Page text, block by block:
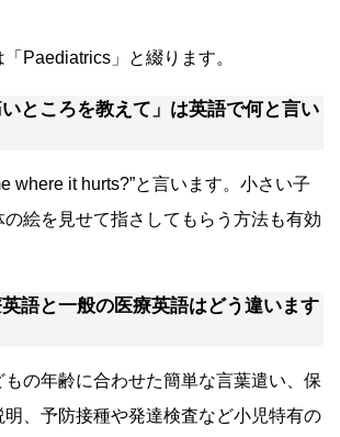
Paediatrics」と綴ります。
ところを教えて」は英語で何と言い
where it hurts?”と言います。小さい子
の絵を見せて指さしてもらう方法も有効
語と一般の医療英語はどう違います
の年齢に合わせた簡単な言葉遣い、保
、予防接種や発達検査など小児特有の